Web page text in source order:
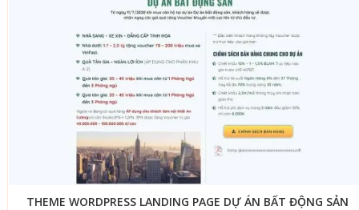
THEME WORDPRESS LANDING PAGE DỰ ÁN BẤT ĐỘNG SẢN